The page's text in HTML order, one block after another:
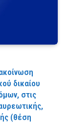
δικαίου
στις
(θέση